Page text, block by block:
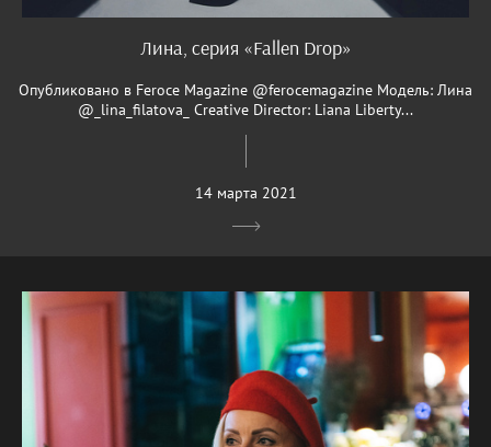
Лина, серия «Fallen Drop»
Опубликовано в Feroce Magazine @ferocemagazine Модель: Лина
@_lina_filatova_ Creative Director: Liana Liberty...
14 марта 2021